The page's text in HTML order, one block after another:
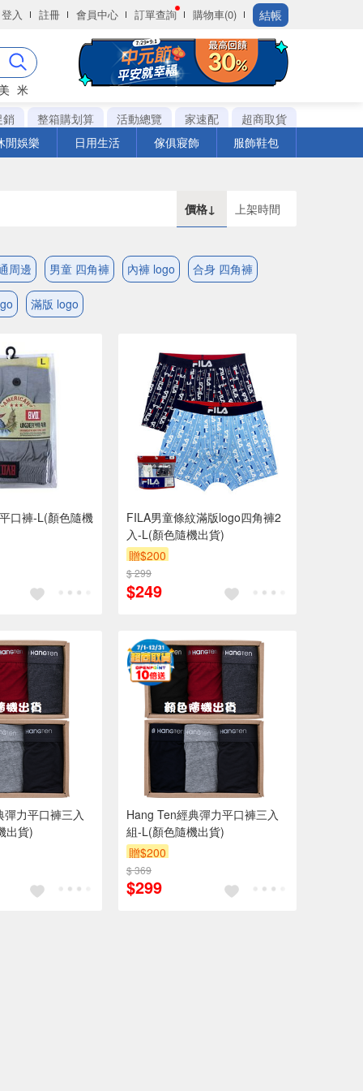
登入 註冊 會員中心 訂單查詢 購物車(0) 結帳
米
銷
整箱購划算 活動總覽 家速配
超商取貨
閒娛樂
日用生活 傢俱寢飾 服飾鞋包
價格↓ 上架時間
周邊 男童 四角褲 內褲 logo 合身 四角褲
滿版 logo
口褲-L(顏色隨機
FILA男童條紋滿版logo四角褲2
入-L(顏色隨機出貨)
贈$200
$ 299
$249
力平口褲三入
出貨)
Hang Ten經典彈力平口褲三入
組-L(顏色隨機出貨)
贈$200
$ 369
$299